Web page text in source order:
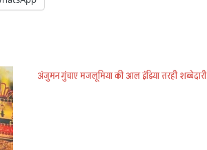
अंजुमन गुंचाए मजलूमिया की आल इंडिया तरही